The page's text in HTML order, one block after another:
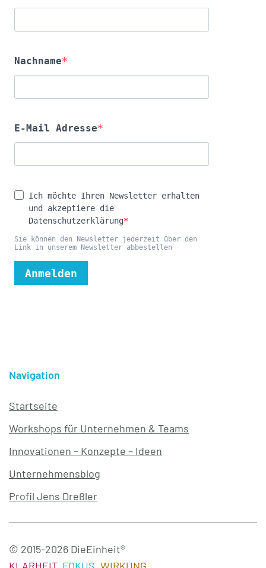
Navigation
Startseite
Workshops für Unternehmen & Teams
Innovationen – Konzepte – Ideen
Unternehmensblog
Profil Jens Dreßler
© 2015-2026 DieEinheit®